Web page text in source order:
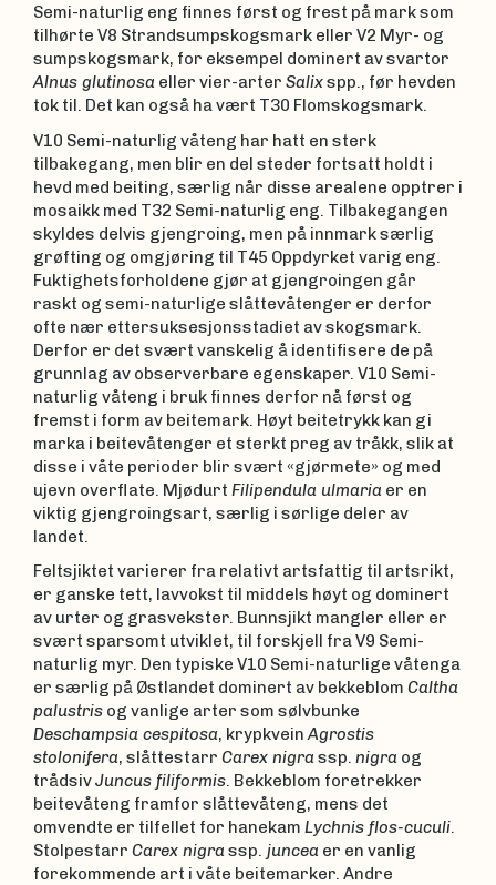
Semi-naturlig eng finnes først og frest på mark som
tilhørte V8 Strandsumpskogsmark eller V2 Myr- og
sumpskogsmark, for eksempel dominert av svartor
Alnus glutinosa eller vier-arter Salixspp., før hevden
tok til. Det kan også ha vært T30 Flomskogsmark.
V10 Semi-naturlig våteng har hatt en sterk
tilbakegang, men blir en del steder fortsatt holdt i
hevd med beiting, særlig når disse arealene opptrer i
mosaikk med T32 Semi-naturlig eng. Tilbakegangen
skyldes delvis gjengroing, men på innmark særlig
grøfting og omgjøring til T45 Oppdyrket varig eng.
Fuktighetsforholdene gjør at gjengroingen går
raskt og semi-naturlige slåttevåtenger er derfor
ofte nær ettersuksesjonsstadiet av skogsmark.
Derfor er det svært vanskelig å identifisere de på
grunnlag av observerbare egenskaper. V10 Semi-
naturlig våteng i bruk finnes derfor nå først og
fremst i form av beitemark. Høyt beitetrykk kan gi
marka i beitevåtenger et sterkt preg av tråkk, slik at
disse i våte perioder blir svært «gjørmete» og med
ujevn overflate. Mjødurt Filipendula ulmaria er en
viktig gjengroingsart, særlig i sørlige deler av
landet.
Feltsjiktet varierer fra relativt artsfattig til artsrikt,
er ganske tett, lavvokst til middels høyt og dominert
av urter og grasvekster. Bunnsjikt mangler eller er
svært sparsomt utviklet, til forskjell fra V9 Semi-
naturlig myr. Den typiske V10 Semi-naturlige våtenga
er særlig på Østlandet dominert av bekkeblom Caltha
palustris og vanlige arter som sølvbunke
Deschampsia cespitosa, krypkveinAgrostis
stolonifera, slåttestarr Carex nigrassp. nigra og
trådsivJuncus filiformis. Bekkeblom foretrekker
beitevåteng framfor slåttevåteng, mens det
omvendte er tilfellet for hanekam Lychnis flos-cuculi.
Stolpestarr Carex nigrassp. juncea er en vanlig
forekommende art i våte beitemarker. Andre